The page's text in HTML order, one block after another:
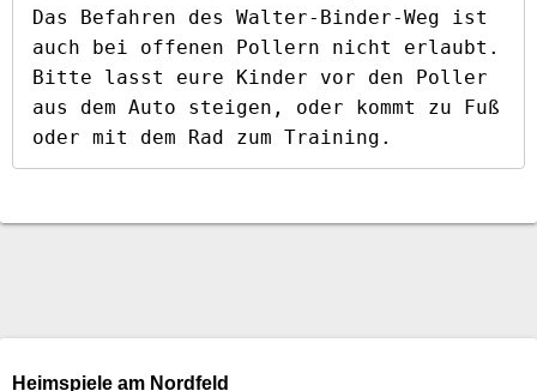
Das Befahren des Walter-Binder-Weg ist
auch bei offenen Pollern nicht erlaubt.
Bitte lasst eure Kinder vor den Poller
aus dem Auto steigen, oder kommt zu Fuß
oder mit dem Rad zum Training.
Heimspiele am Nordfeld